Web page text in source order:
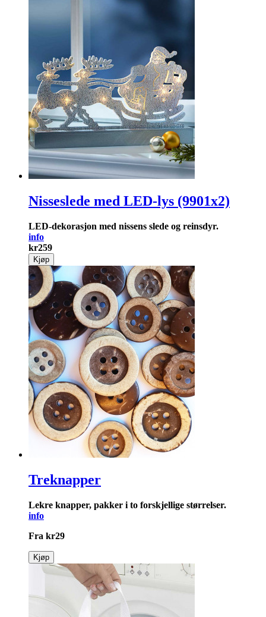
Nisseslede med LED-lys (9901x2)
LED-dekorasjon med nissens slede og reinsdyr.
info
kr259
Kjøp
Treknapper
Lekre knapper, pakker i to forskjellige størrelser.
info
Fra kr29
Kjøp